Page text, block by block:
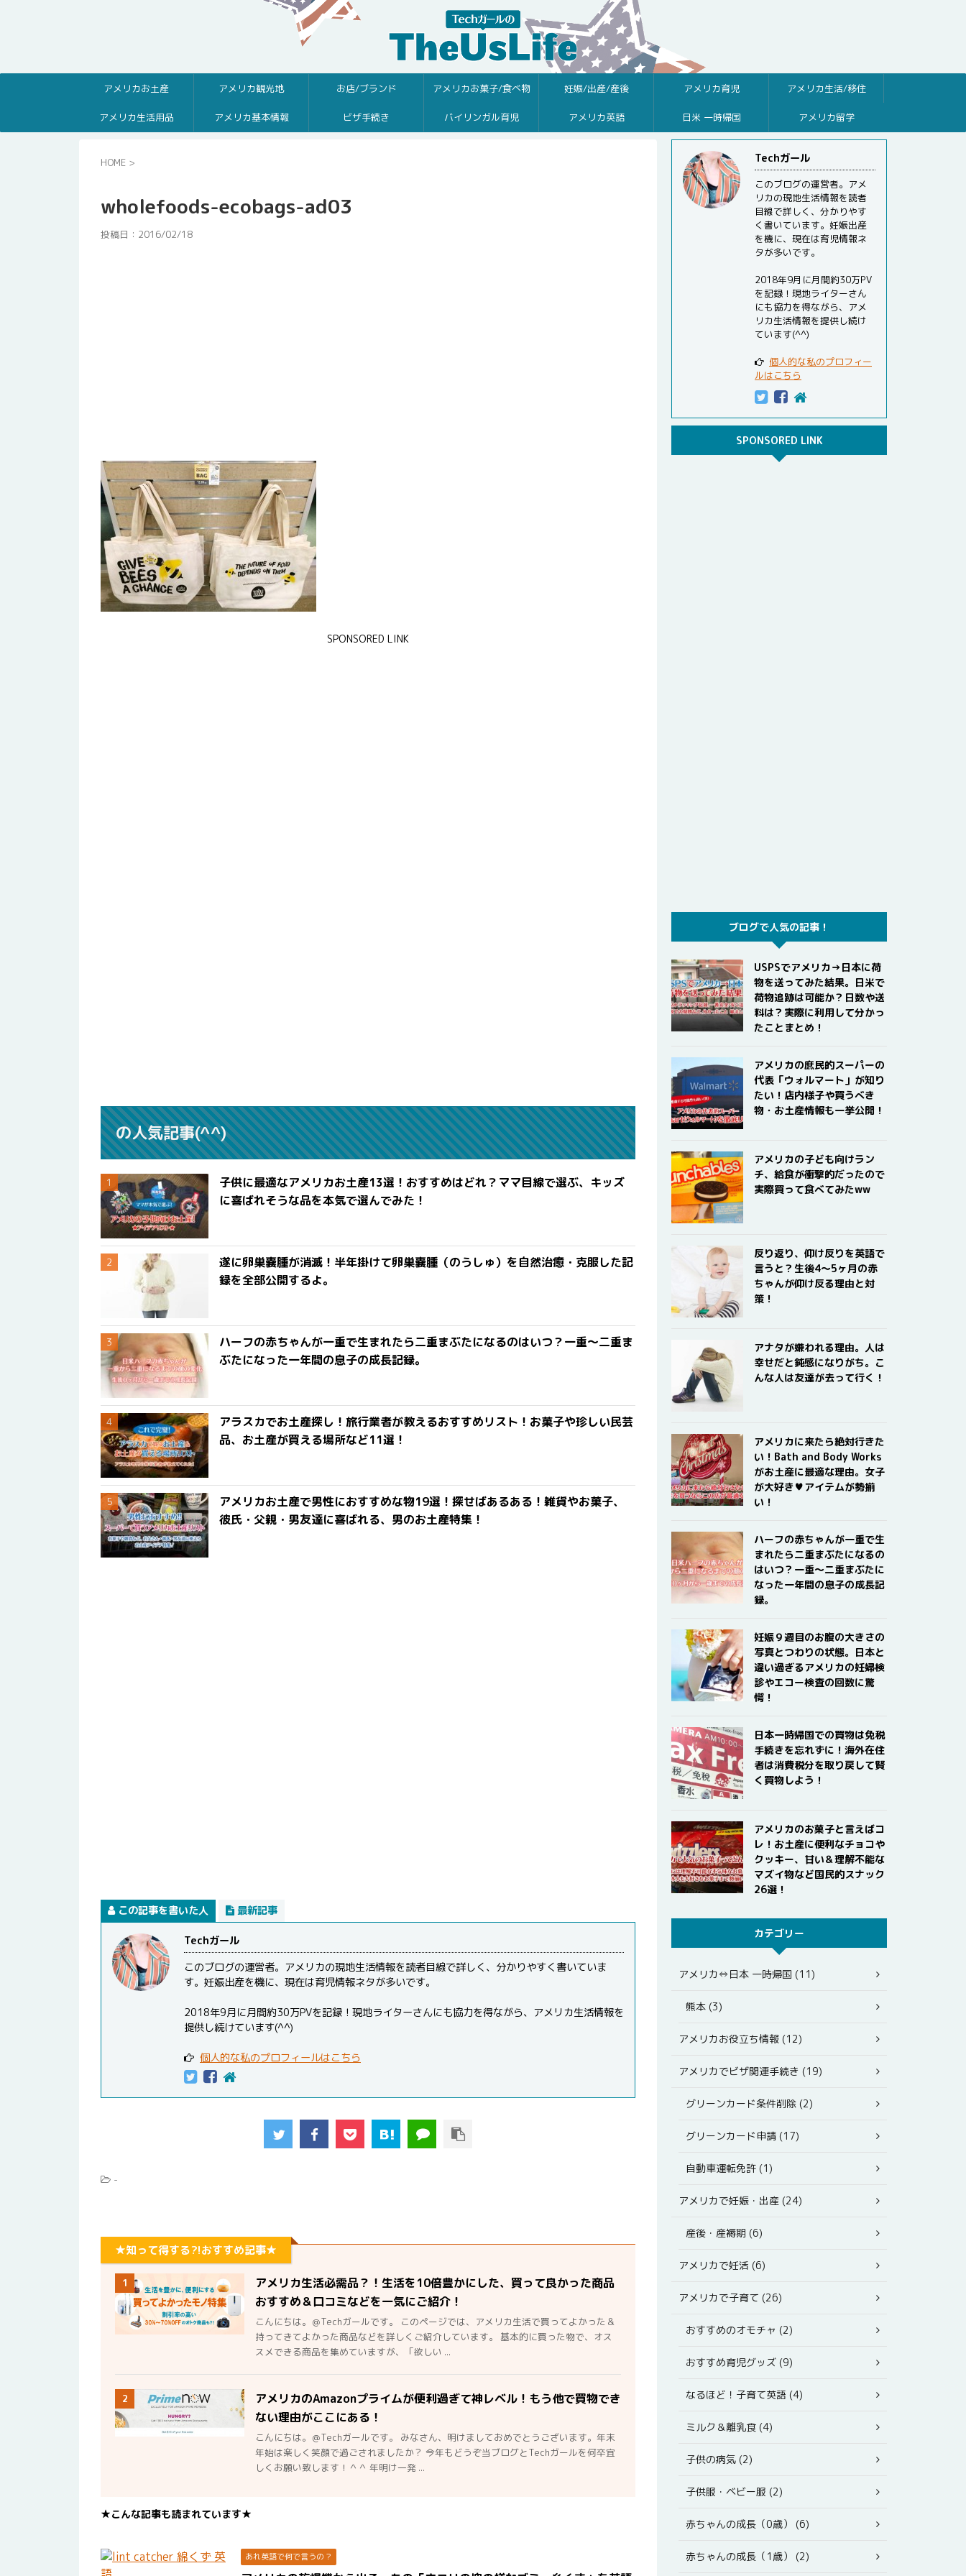
アメリカお土産 アメリカ観光地 お店/ブランド アメリカお菓子/食べ物 妊娠/出産/産後 アメリカ育児 アメリカ生活/移住
アメリカ生活用品 アメリカ基本情報 ビザ手続き バイリンガル育児 アメリカ英語 日米 一時帰国 アメリカ留学
HOME >
wholefoods-ecobags-ad03
投稿日： 2016/02/18
SPONSORED LINK
の人気記事(^^)
子供に最適なアメリカお土産13選！おすすめはどれ？ママ目線で選ぶ、キッズ
に喜ばれそうな品を本気で選んでみた！
遂に卵巣嚢腫が消滅！半年掛けて卵巣嚢腫（のうしゅ）を自然治癒・克服した記
録を全部公開するよ。
ハーフの赤ちゃんが一重で生まれたら二重まぶたになるのはいつ？一重〜二重ま
ぶたになった一年間の息子の成長記録。
アラスカでお土産探し！旅行業者が教えるおすすめリスト！お菓子や珍しい民芸
品、お土産が買える場所など11選！
アメリカお土産で男性におすすめな物19選！探せばあるある！雑貨やお菓子、
彼氏・父親・男友達に喜ばれる、男のお土産特集！
この記事を書いた人 最新記事
Techガール
このブログの運営者。アメリカの現地生活情報を読者目線で詳しく、分かりやすく書いていま
す。妊娠出産を機に、現在は育児情報ネタが多いです。
2018年9月に月間約30万PVを記録！現地ライターさんにも協力を得ながら、アメリカ生活情報を
提供し続けています(^^)
個人的な私のプロフィールはこちら
-
★知って得する?!おすすめ記事★
1
アメリカ生活必需品？！生活を10倍豊かにした、買って良かった商品
おすすめ＆口コミなどを一気にご紹介！
こんにちは。＠Techガールです。 このページでは、アメリカ生活で買ってよかった＆
持ってきてよかった商品などを詳しくご紹介しています。 基本的に買った物で、オス
スメできる商品を集めていますが、「欲しい ...
2
アメリカのAmazonプライムが便利過ぎて神レベル！もう他で買物でき
ない理由がここにある！
こんにちは。＠Techガールです。 みなさん、明けましておめでとうございます。年末
年始は楽しく笑顔で過ごされましたか？ 今年もどうぞ当ブログとTechガールを何卒宜
しくお願い致します！＾＾ 年明け一発 ...
★こんな記事も読まれています★
あれ英語で何で言うの？
Techガール
このブログの運営者。アメ
リカの現地生活情報を読者
目線で詳しく、分かりやす
く書いています。妊娠出産
を機に、現在は育児情報ネ
タが多いです。
2018年9月に月間約30万PV
を記録！現地ライターさん
にも協力を得ながら、アメ
リカ生活情報を提供し続け
ています(^^)
個人的な私のプロフィー
ルはこちら
SPONSORED LINK
ブログで人気の記事！
USPSでアメリカ→日本に荷
物を送ってみた結果。日米で
荷物追跡は可能か？日数や送
料は？実際に利用して分かっ
たことまとめ！
アメリカの庶民的スーパーの
代表「ウォルマート」が知り
たい！店内様子や買うべき
物・お土産情報も一挙公開！
アメリカの子ども向けラン
チ、給食が衝撃的だったので
実際買って食べてみたww
反り返り、仰け反りを英語で
言うと？生後4〜5ヶ月の赤
ちゃんが仰け反る理由と対
策！
アナタが嫌われる理由。人は
幸せだと鈍感になりがち。こ
んな人は友達が去って行く！
アメリカに来たら絶対行きた
い！Bath and Body Works
がお土産に最適な理由。女子
が大好き♥アイテムが勢揃
い！
ハーフの赤ちゃんが一重で生
まれたら二重まぶたになるの
はいつ？一重〜二重まぶたに
なった一年間の息子の成長記
録。
妊娠９週目のお腹の大きさの
写真とつわりの状態。日本と
違い過ぎるアメリカの妊婦検
診やエコー検査の回数に驚
愕！
日本一時帰国での買物は免税
手続きを忘れずに！海外在住
者は消費税分を取り戻して賢
く買物しよう！
アメリカのお菓子と言えばコ
レ！お土産に便利なチョコや
クッキー、甘い＆理解不能な
マズイ物など国民的スナック
26選！
カテゴリー
アメリカ⇔日本 一時帰国 (11)
熊本 (3)
アメリカお役立ち情報 (12)
アメリカでビザ関連手続き (19)
グリーンカード条件削除 (2)
グリーンカード申請 (17)
自動車運転免許 (1)
アメリカで妊娠・出産 (24)
産後・産褥期 (6)
アメリカで妊活 (6)
アメリカで子育て (26)
おすすめのオモチャ (2)
おすすめ育児グッズ (9)
なるほど！子育て英語 (4)
ミルク＆離乳食 (4)
子供の病気 (2)
子供服・ベビー服 (2)
赤ちゃんの成長（0歳） (6)
赤ちゃんの成長（1歳） (2)